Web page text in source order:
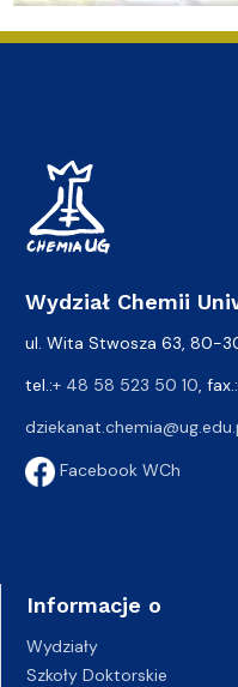
Wydział Chemii
ul. Wita Stwosza 63, 80-
tel.:+ 48 58 523 50 10 , fax.:
Facebook WCh
Informacje o
Wydziały
Szkoły Doktorskie